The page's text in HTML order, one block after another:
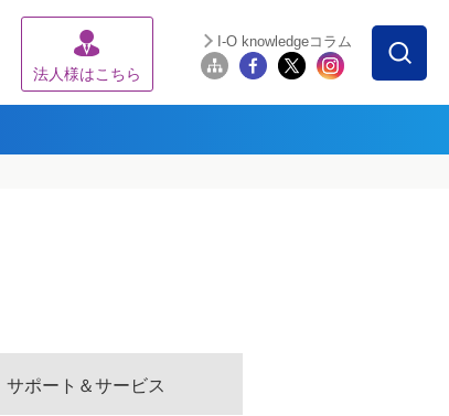
法人様はこちら
I-O knowledgeコラム
サポート＆サービス